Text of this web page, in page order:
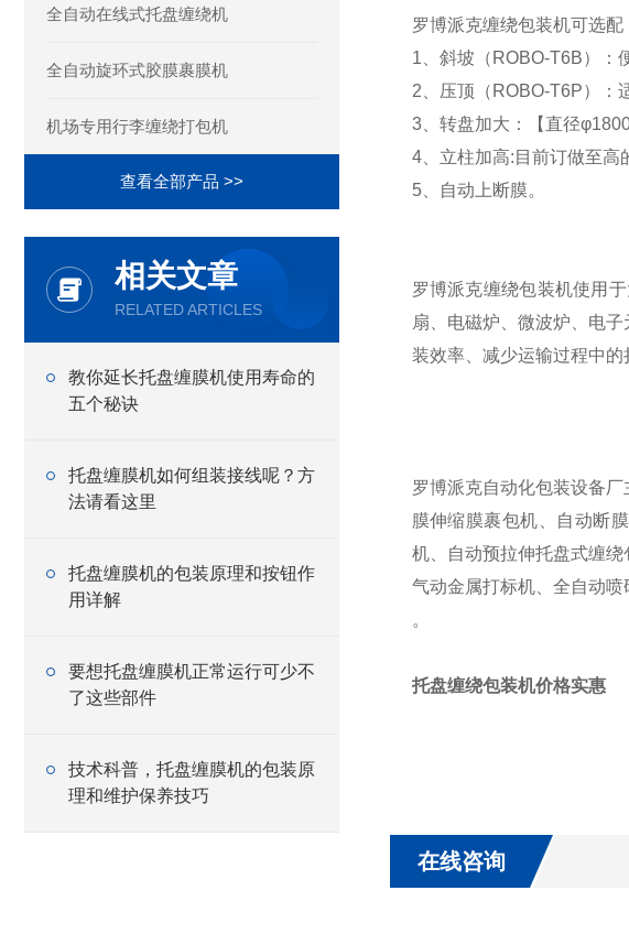
全自动在线式托盘缠绕机
全自动旋环式胶膜裹膜机
机场专用行李缠绕打包机
查看全部产品 >>
相关文章
RELATED ARTICLES
教你延长托盘缠膜机使用寿命的
五个秘诀
托盘缠膜机如何组装接线呢？方
法请看这里
托盘缠膜机的包装原理和按钮作
用详解
要想托盘缠膜机正常运行可少不
了这些部件
技术科普，托盘缠膜机的包装原
理和维护保养技巧
罗博派克缠绕包装机可选配
1、斜坡（ROBO-T6B）：
2、压顶（ROBO-T6P）：
3、转盘加大：【直径
4、立柱加高:目前订做至高
5、自动上断膜。
罗博派克缠绕包装机使用
扇、电磁炉、微波炉、电
装效率、减少运输过程中的
罗博派克自动化包装设备
膜伸缩膜裹包机、自动断
机、自动预拉伸托盘式缠
气动金属打标机、全自动
。
托盘缠绕包装机价格实惠
在线咨询